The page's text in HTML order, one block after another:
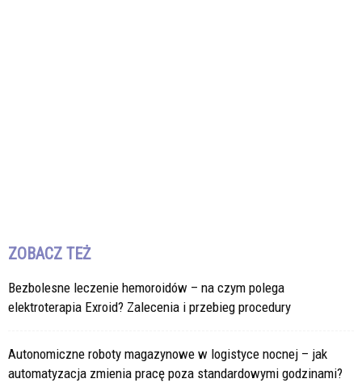
ZOBACZ TEŻ
Bezbolesne leczenie hemoroidów – na czym polega
elektroterapia Exroid? Zalecenia i przebieg procedury
Autonomiczne roboty magazynowe w logistyce nocnej – jak
automatyzacja zmienia pracę poza standardowymi godzinami?